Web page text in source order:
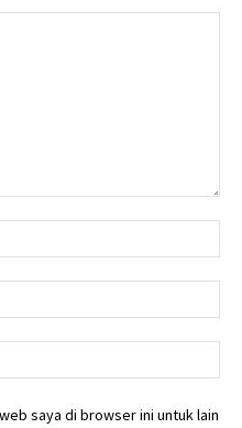
saya di browser ini untuk lain